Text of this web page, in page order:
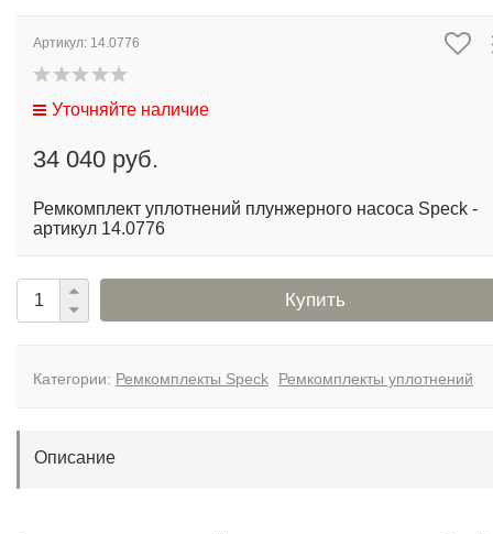
Артикул: 14.0776
Уточняйте наличие
34 040 руб.
Ремкомплект уплотнений плунжерного насоса Speck -
артикул 14.0776
Купить
Категории: Ремкомплекты Speck Ремкомплекты уплотнений
Описание